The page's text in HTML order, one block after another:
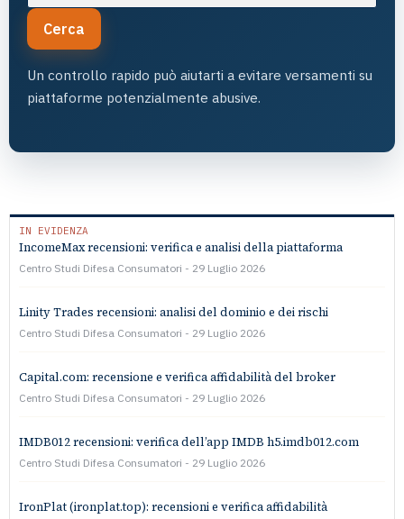
Cerca
Un controllo rapido può aiutarti a evitare versamenti su
piattaforme potenzialmente abusive.
IN EVIDENZA
IncomeMax recensioni: verifica e analisi della piattaforma
Centro Studi Difesa Consumatori 29 Luglio 2026
Linity Trades recensioni: analisi del dominio e dei rischi
Centro Studi Difesa Consumatori 29 Luglio 2026
Capital.com: recensione e verifica affidabilità del broker
Centro Studi Difesa Consumatori 29 Luglio 2026
IMDB012 recensioni: verifica dell’app IMDB h5.imdb012.com
Centro Studi Difesa Consumatori 29 Luglio 2026
IronPlat (ironplat.top): recensioni e verifica affidabilità